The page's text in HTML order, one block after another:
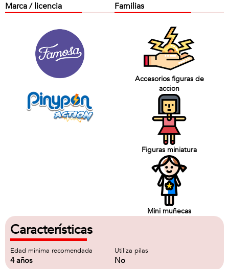
Marca / licencia Familias
Accesorios figuras de
accion
Figuras miniatura
Mini muñecas
Características
Edad minima recomendada
4 años
Utiliza pilas
No